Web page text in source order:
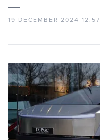
19 DECEMBER 2024 12:57